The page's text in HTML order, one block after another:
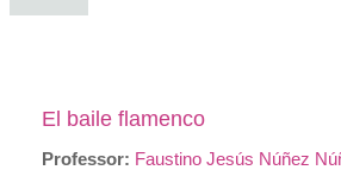
El baile flamenco
Professor: Faustino Jesús Núñez